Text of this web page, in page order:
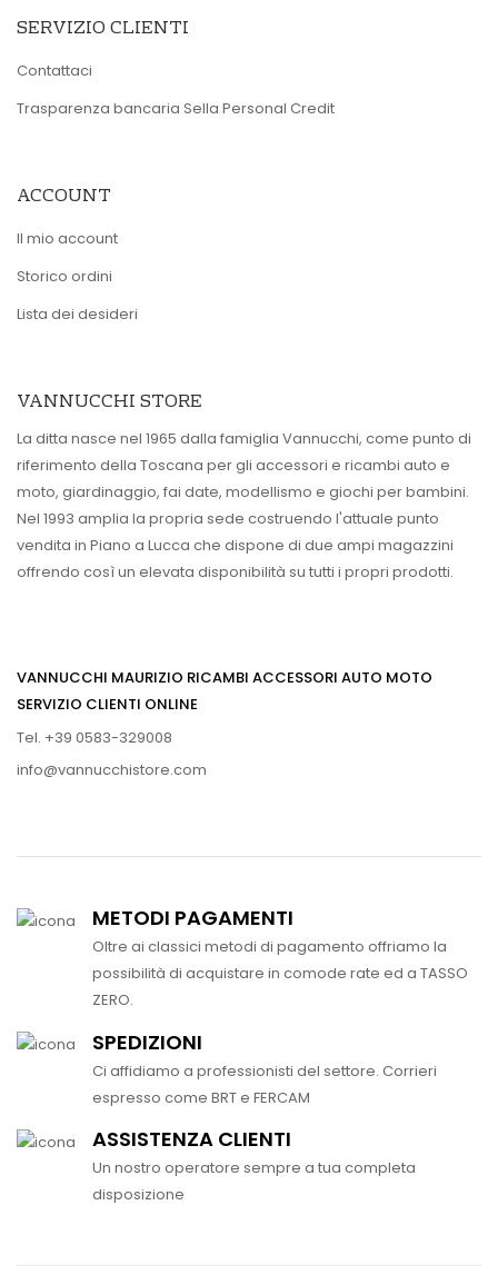
SERVIZIO CLIENTI
Contattaci
Trasparenza bancaria Sella Personal Credit
ACCOUNT
Il mio account
Storico ordini
Lista dei desideri
VANNUCCHI STORE
La ditta nasce nel 1965 dalla famiglia Vannucchi, come punto di
riferimento della Toscana per gli accessori e ricambi auto e
moto, giardinaggio, fai date, modellismo e giochi per bambini.
Nel 1993 amplia la propria sede costruendo l'attuale punto
vendita in Piano a Lucca che dispone di due ampi magazzini
offrendo così un elevata disponibilità su tutti i propri prodotti.
VANNUCCHI MAURIZIO RICAMBI ACCESSORI AUTO MOTO
SERVIZIO CLIENTI ONLINE
Tel. +39 0583-329008
info@vannucchistore.com
METODI PAGAMENTI
Oltre ai classici metodi di pagamento offriamo la
possibilità di acquistare in comode rate ed a TASSO
ZERO.
SPEDIZIONI
Ci affidiamo a professionisti del settore. Corrieri
espresso come BRT e FERCAM
ASSISTENZA CLIENTI
Un nostro operatore sempre a tua completa
disposizione